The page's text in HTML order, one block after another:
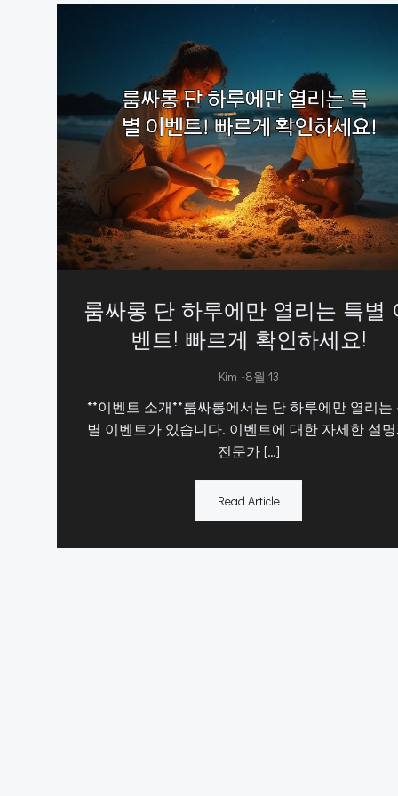
룸싸롱 단 하루에만 열리는 특별
벤트! 빠르게 확인하세요!
Kim -8월 13
**이벤트 소개**룸싸롱에서는 단 하루에만 열리는
별 이벤트가 있습니다. 이벤트에 대한 자세한 설
전문가 […]
Read Article